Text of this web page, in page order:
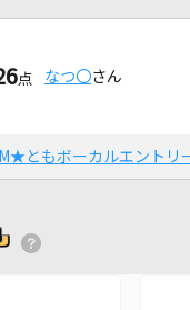
点 なつ〇さん
ともボーカルエントリ